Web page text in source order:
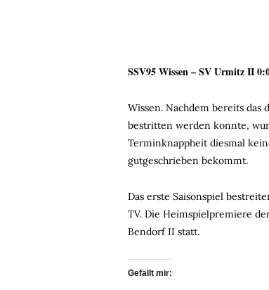
SSV95 Wissen – SV Urmitz II
Wissen. Nachdem bereits
bestritten werden konnte,
Terminknappheit diesmal
gutgeschrieben bekommt.
Das erste Saisonspiel
TV. Die Heimspielpremiere
Bendorf II statt.
Gefällt mir: